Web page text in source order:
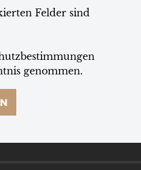
Felder sind
genommen.